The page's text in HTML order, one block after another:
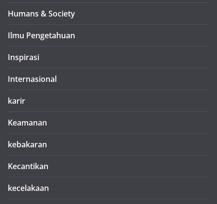
Humans & Society
Ilmu Pengetahuan
Inspirasi
Internasional
karir
Keamanan
kebakaran
Kecantikan
kecelakaan